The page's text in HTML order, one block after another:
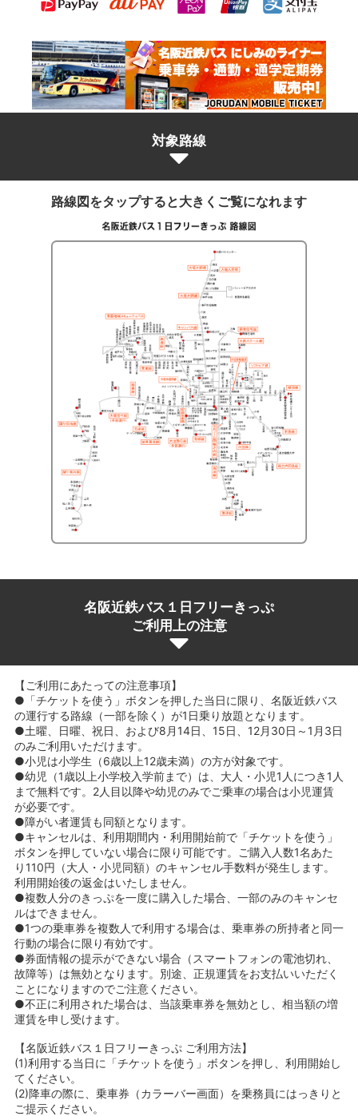
対象路線
路線図をタップすると大きくご覧になれます
名阪近鉄バス１日フリーきっぷ
ご利用上の注意
【ご利用にあたっての注意事項】
●「チケットを使う」ボタンを押した当日に限り、名阪近鉄バス
の運行する路線（一部を除く）が1日乗り放題となります。
●土曜、日曜、祝日、および8月14日、15日、12月30日～1月3日
のみご利用いただけます。
●小児は小学生（6歳以上12歳未満）の方が対象です。
●幼児（1歳以上小学校入学前まで）は、大人・小児1人につき1人
まで無料です。2人目以降や幼児のみでご乗車の場合は小児運賃
が必要です。
●障がい者運賃も同額となります。
●キャンセルは、利用期間内・利用開始前で「チケットを使う」
ボタンを押していない場合に限り可能です。ご購入人数1名あた
り110円（大人・小児同額）のキャンセル手数料が発生します。
利用開始後の返金はいたしません。
●複数人分のきっぷを一度に購入した場合、一部のみのキャンセ
ルはできません。
●1つの乗車券を複数人で利用する場合は、乗車券の所持者と同一
行動の場合に限り有効です。
●券面情報の提示ができない場合（スマートフォンの電池切れ、
故障等）は無効となります。別途、正規運賃をお支払いいただく
ことになりますのでご注意ください。
●不正に利用された場合は、当該乗車券を無効とし、相当額の増
運賃を申し受けます。
【名阪近鉄バス１日フリーきっぷ ご利用方法】
(1)利用する当日に「チケットを使う」ボタンを押し、利用開始し
てください。
(2)降車の際に、乗車券（カラーバー画面）を乗務員にはっきりと
ご提示ください。